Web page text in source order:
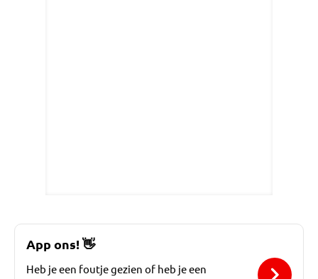
App ons!👋
Heb je een foutje gezien of heb je een